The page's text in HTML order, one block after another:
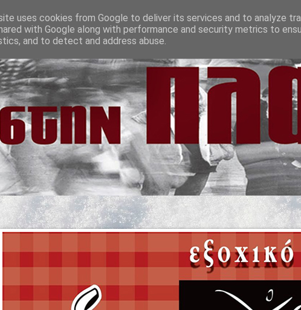
uses cookies from Google to deliver its services and to analyze
with Google along with performance and security metrics to
and to detect and address abuse.